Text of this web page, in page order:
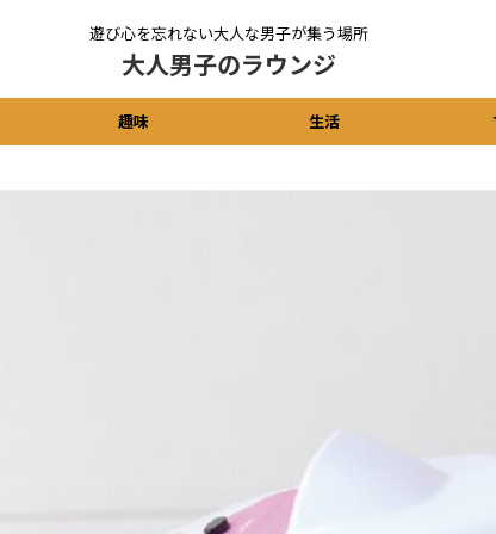
遊び心を忘れない大人な男子が集う場所
大人男子のラウンジ
趣味 生活